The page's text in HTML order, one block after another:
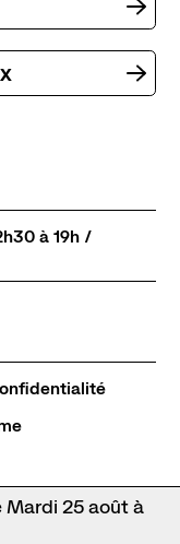
25 août à
à 19h /